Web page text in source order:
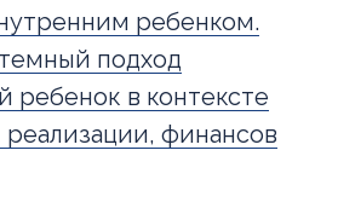
ребенком.
подход
ребенок в контексте
финансов